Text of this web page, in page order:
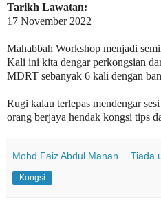
Tarikh Lawatan:
17 November 2022
Mahabbah Workshop menjadi
Kali ini kita dengar perkongsian
MDRT sebanyak 6 kali dengan
Rugi kalau terlepas mendengar
orang berjaya hendak kongsi tips
Mohd Faiz Abdul Manan Tiada
Kongsi